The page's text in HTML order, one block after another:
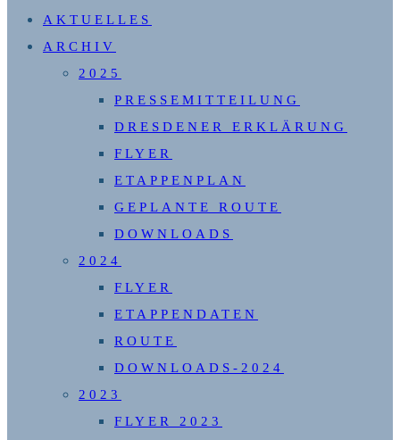
UMSCHALTEN
AKTUELLES
ARCHIV
2025
PRESSEMITTEILUNG
DRESDENER ERKLÄRUNG
FLYER
ETAPPENPLAN
GEPLANTE ROUTE
DOWNLOADS
2024
FLYER
ETAPPENDATEN
ROUTE
DOWNLOADS-2024
2023
FLYER 2023